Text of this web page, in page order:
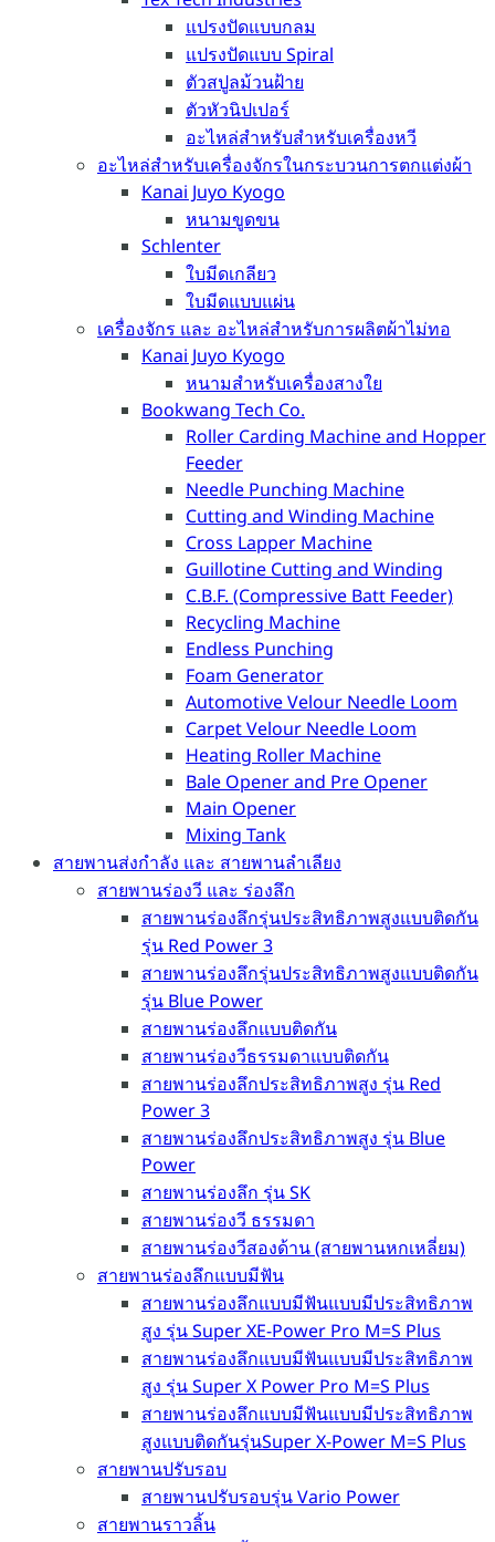
แปรงปัดแบบกลม
แปรงปัดแบบ Spiral
ตัวสปูลม้วนฝ้าย
ตัวหัวนิปเปอร์
อะไหล่สำหรับสำหรับเครื่องหวี
อะไหล่สำหรับเครื่องจักรในกระบวนการตกแต่งผ้า
Kanai Juyo Kyogo
หนามขูดขน
Schlenter
ใบมีดเกลียว
ใบมีดแบบแผ่น
เครื่องจักร และ อะไหล่สำหรับการผลิตผ้าไม่ทอ
Kanai Juyo Kyogo
หนามสำหรับเครื่องสางใย
Bookwang Tech Co.
Roller Carding Machine and Hopper
Feeder
Needle Punching Machine
Cutting and Winding Machine
Cross Lapper Machine
Guillotine Cutting and Winding
C.B.F. (Compressive Batt Feeder)
Recycling Machine
Endless Punching
Foam Generator
Automotive Velour Needle Loom
Carpet Velour Needle Loom
Heating Roller Machine
Bale Opener and Pre Opener
Main Opener
Mixing Tank
สายพานส่งกำลัง และ สายพานลำเลียง
สายพานร่องวี และ ร่องลึก
สายพานร่องลึกรุ่นประสิทธิภาพสูงแบบติดกัน
รุ่น Red Power 3
สายพานร่องลึกรุ่นประสิทธิภาพสูงแบบติดกัน
รุ่น Blue Power
สายพานร่องลึกแบบติดกัน
สายพานร่องวีธรรมดาแบบติดกัน
สายพานร่องลึกประสิทธิภาพสูง รุ่น Red
Power 3
สายพานร่องลึกประสิทธิภาพสูง รุ่น Blue
Power
สายพานร่องลึก รุ่น SK
สายพานร่องวี ธรรมดา
สายพานร่องวีสองด้าน (สายพานหกเหลี่ยม)
สายพานร่องลึกแบบมีฟัน
สายพานร่องลึกแบบมีฟันแบบมีประสิทธิภาพ
สูง รุ่น Super XE-Power Pro M=S Plus
สายพานร่องลึกแบบมีฟันแบบมีประสิทธิภาพ
สูง รุ่น Super X Power Pro M=S Plus
สายพานร่องลึกแบบมีฟันแบบมีประสิทธิภาพ
สูงแบบติดกันรุ่นSuper X-Power M=S Plus
สายพานปรับรอบ
สายพานปรับรอบรุ่น Vario Power
สายพานราวลิ้น